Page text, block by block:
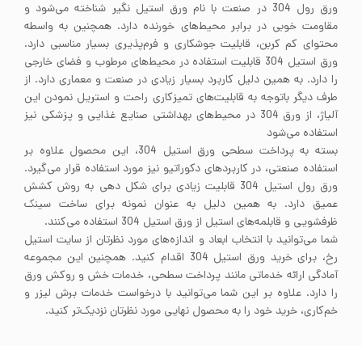
ورق رول 304 در صنعت با نام ورق استیل نگیر شناخته می‌شود و
مقاومت خوبی در برابر محیط‌های خورنده دارد. همچنین به واسطه
محتوای کم کربن، قابلیت جوشکاری و فرم‌پذیری بسیار مناسبی دارد.
ورق استیل 304 قابلیت استفاده در محیط‌های مرطوب و فضای خارجی
را دارد. به همین دلیل کاربرد بسیار زیادی در صنعت و معماری دارد. از
طرف دیگر باتوجه به قابلیت‌های تمیزکاری راحت و استریل نمودن این
آلیاژ، از ورق 304 در محیط‌های بهداشتی صنایع غذایی و پزشکی نیز
استفاده می‌شود
بسته به پرداخت سطحی ورق استیل 304، این محصول علاوه بر
استفاده صنعتی، در کاربردهای دکوراتیو نیز مورد استفاده قرار می‌گیرد.
ورق رول استیل 304 قابلیت زیادی برای شکل دهی به روش کشش
عمیق دارد. به همین دلیل به عنوان نمونه برای ساخت سینک
ظرفشویی و قابلمه‌های استیل از ورق استیل 304 استفاده می‌کنند.
شما می‌توانید با انتخاب ابعاد و اندازه‌های مورد نظرتان از سایت استیل
رخ، برای خرید ورق استیل 304 اقدام کنید. همچنین این مجموعه
آمادگی ارائه خدماتی مانند پرداخت سطحی، خدمات خش و روکش ورق
را دارد. علاوه بر این شما می‌توانید با درخواست خدمات برش لیزر و
خم‌کاری، خرید خود را به محصول نهایی مورد نظرتان نزدیک‌تر کنید.